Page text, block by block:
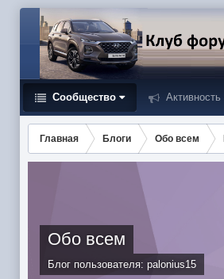
Сообщество Активность
Главная Блоги Обо всем
Обо всем
Блог пользователя: palonius15